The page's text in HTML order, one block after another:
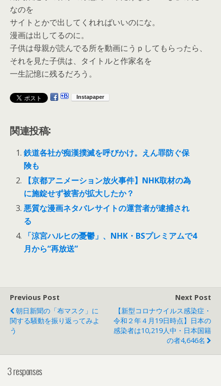
なのを
サイトとかで出してくれればいいのにな。
漫画は出してるのに。
子供は母親が読んでる所を動画にうｐしてもらったら、
それを見た子供は、タイトルと作家名を
一生記憶に残るだろう。
関連投稿:
鉄道各社が痴漢撲滅を呼びかけ。えん罪防ぐ保
険も
【京都アニメーション放火事件】NHK取材の為
に施錠せず被害が拡大したか？
悪質な漫画ネタバレサイトの運営者が逮捕され
る
「涼宮ハルヒの憂鬱」、NHK・BSプレミアムで4
月から“再放送”
Previous Post
朝日新聞の「布マスク」に
関する騒動を振り返ってみよ
う
Next Post
【新型コロナウイルス感染症・
令和２年４月19日時点】日本の
感染者は10,219人中・日本国籍
の者4,646名
3 responses